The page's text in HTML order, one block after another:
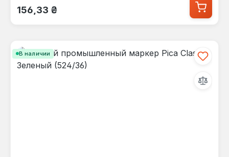
Обычная цена:
156,33 ₴
В наличии